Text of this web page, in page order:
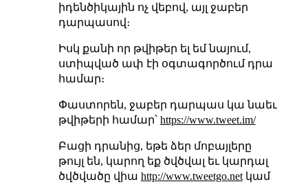
իդենծիկային ոչ վեբով, այլ ջաբեր
դարպասով։
Իսկ քանի որ թվիթեր ել եմ նայում,
ստիպված ափ էի օգտագործում դրա
համար։
Փաստորեն, ջաբեր դարպաս կա նաեւ
թվիթերի համար՝ https://www.tweet.im/
Բացի դրանից, եթե ձեր մոբայլերը
թույլ են, կարող եք ծվծվալ եւ կարդալ
ծվծվածը վիա http://www.tweetgo.netկամ